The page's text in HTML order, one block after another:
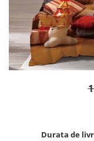
Durata de